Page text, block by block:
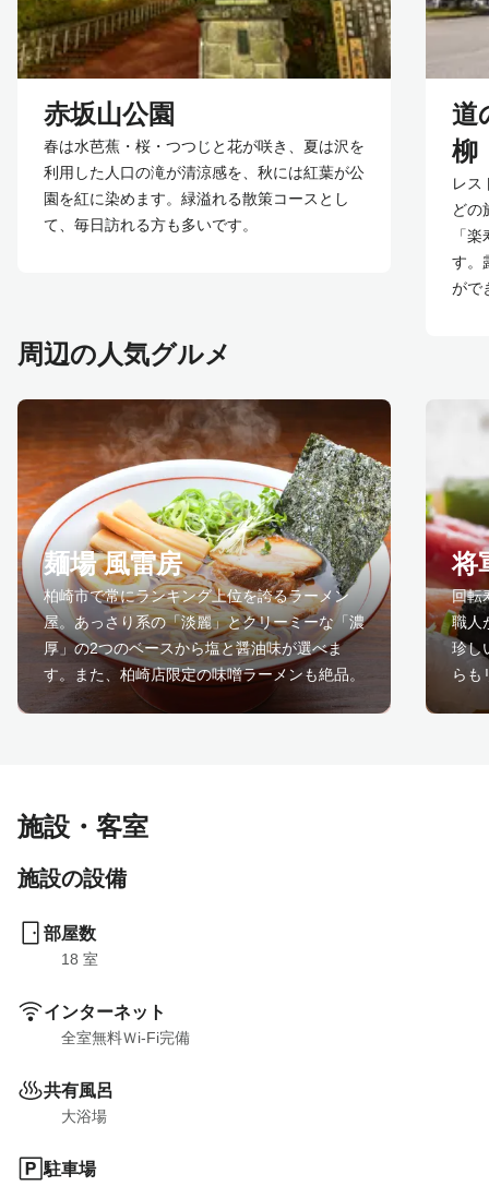
赤坂山公園
春は水芭蕉・桜・つつじと花が咲き、夏は沢を
利用した人口の滝が清涼感を、秋には紅葉が公
園を紅に染めます。緑溢れる散策コースとし
て、毎日訪れる方も多いです。
道
柳
レス
どの
「
す。
がで
周辺の人気グルメ
麺場 風雷房
柏崎市で常にランキング上位を誇るラーメン
屋。あっさり系の「淡麗」とクリーミーな「濃
厚」の2つのベースから塩と醤油味が選べま
す。また、柏崎店限定の味噌ラーメンも絶品。
将
回転
職人
珍し
らも
施設・客室
施設の設備
部屋数
18 室
インターネット
全室無料Ｗi-Fi完備
共有風呂
大浴場
駐車場